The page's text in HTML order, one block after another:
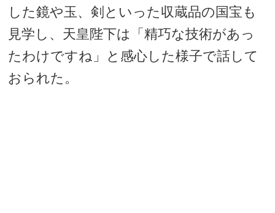
した鏡や玉、剣といった収蔵品の国宝も
見学し、天皇陛下は「精巧な技術があっ
たわけですね」と感心した様子で話して
おられた。